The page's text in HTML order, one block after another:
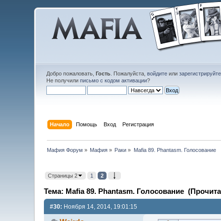
Добро пожаловать, Гость. Пожалуйста, войдитеили
Не получили письмо с кодом активации?
Начало Помощь Вход Регистрация
Мафия Форум » Мафия » Раки » Mafia 89. Phantasm. Голосование
Страницы 2 1 2
Тема: Mafia 89. Phantasm. Голосование
#30: Ноября 14, 2014, 19:01:15